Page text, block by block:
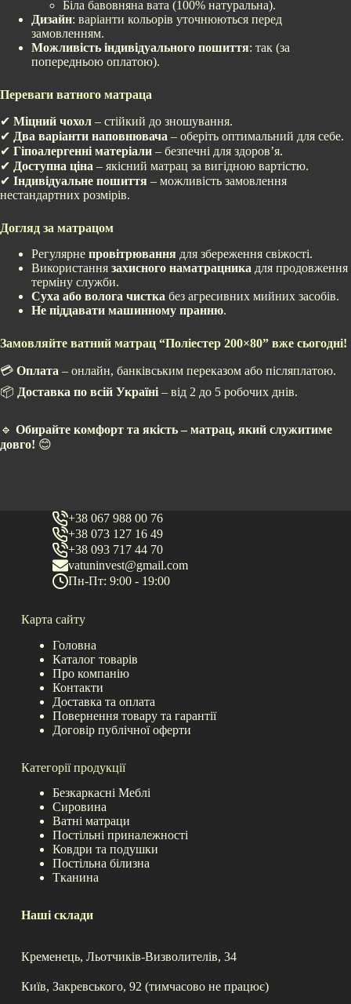
Біла бавовняна вата (100% натуральна).
Дизайн: варіанти кольорів уточнюються перед
замовленням.
Можливість індивідуального пошиття: так (за
попередньою оплатою).
Переваги ватного матраца
✔ Міцний чохол – стійкий до зношування.
✔ Два варіанти наповнювача – оберіть оптимальний для себе.
✔ Гіпоалергенні матеріали – безпечні для здоров’я.
✔ Доступна ціна – якісний матрац за вигідною вартістю.
✔ Індивідуальне пошиття – можливість замовлення
нестандартних розмірів.
Догляд за матрацом
Регулярне провітрювання для збереження свіжості.
Використання захисного наматрацника для продовження
терміну служби.
Суха або волога чистка без агресивних мийних засобів.
Не піддавати машинному пранню.
Замовляйте ватний матрац “Поліестер 200×80” вже сьогодні!
💳 Оплата – онлайн, банківським переказом або післяплатою.
📦 Доставка по всій Україні – від 2 до 5 робочих днів.
🔹 Обирайте комфорт та якість – матрац, який служитиме
довго! 😊
+38 067 988 00 76
+38 073 127 16 49
+38 093 717 44 70
vatuninvest@gmail.com
Пн-Пт: 9:00 - 19:00
Карта сайту
Головна
Каталог товарів
Про компанію
Контакти
Доставка та оплата
Повернення товару та гарантії
Договір публічної оферти
Категорії продукції
Безкаркасні Меблі
Сировина
Ватні матраци
Постільні приналежності
Ковдри та подушки
Постільна білизна
Тканина
Наші склади
Кременець, Льотчиків-Визволителів, 34
Київ, Закревського, 92 (тимчасово не працює)